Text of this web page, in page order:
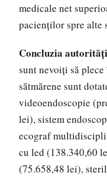
medicale net
pacienţilor spre alte
Concluzia
sunt nevoiți să
sătmărene sunt
videoendoscopie
lei), sistem
ecograf
cu led (138.340,60
(75.658,48 lei),